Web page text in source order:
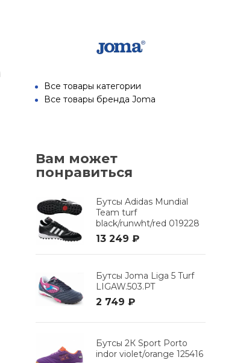
Все товары категории
Все товары бренда Joma
Вам может
понравиться
Бутсы Adidas Mundial
Team turf
black/runwht/red 019228
13 249 ₽
Бутсы Joma Liga 5 Turf
LIGAW.503.PT
2 749 ₽
Бутсы 2К Sport Porto
indor violet/orange 125416